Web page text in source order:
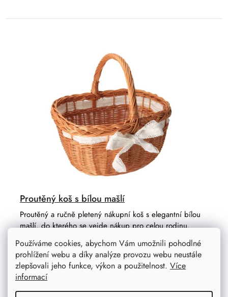
Používáme cookies, abychom Vám umožnili pohodlné
prohlížení webu a díky analýze provozu webu neustále
zlepšovali jeho funkce, výkon a použitelnost. Více
informací
Proutěný koš s bílou mašlí
Proutěný a ručně pletený nákupní koš s elegantní bílou
mašlí, do kterého se vejde nákup pro celou rodinu.
Buďte i v obyčejných situacích neobyčejně styloví.